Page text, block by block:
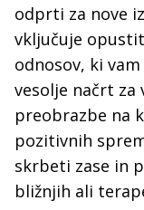
odprti za nove
vključuje
odnosov, ki
vesolje načrt za
preobrazbe na
pozitivnih
skrbeti zase in
bližnjih ali